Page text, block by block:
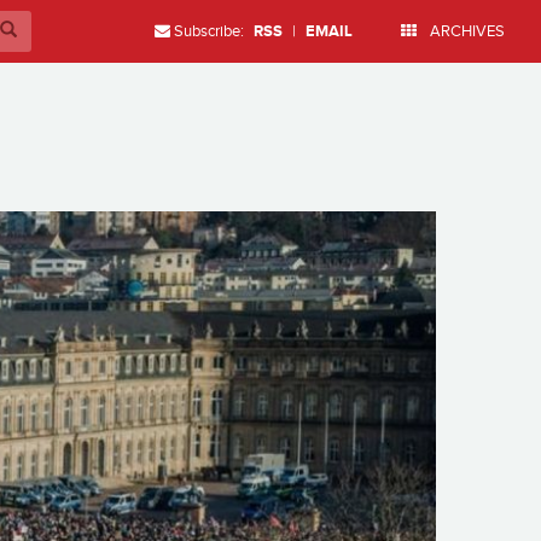
Subscribe: RSS | EMAIL ARCHIVES